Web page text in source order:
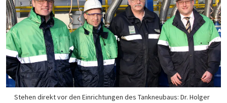
Stehen direkt vor den Einrichtungen des Tankneubaus: Dr. Holger